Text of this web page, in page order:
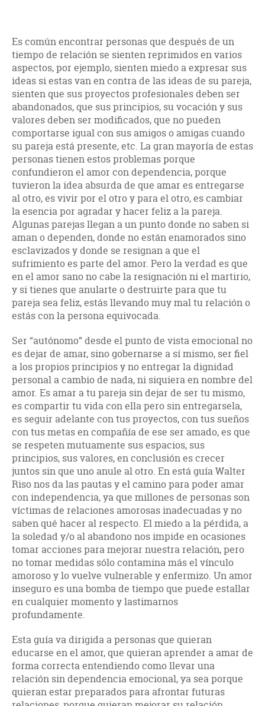
Es común encontrar personas que después de un
tiempo de relación se sienten reprimidos en varios
aspectos, por ejemplo, sienten miedo a expresar sus
ideas si estas van en contra de las ideas de su pareja,
sienten que sus proyectos profesionales deben ser
abandonados, que sus principios, su vocación y sus
valores deben ser modificados, que no pueden
comportarse igual con sus amigos o amigas cuando
su pareja está presente, etc. La gran mayoría de estas
personas tienen estos problemas porque
confundieron el amor con dependencia, porque
tuvieron la idea absurda de que amar es entregarse
al otro, es vivir por el otro y para el otro, es cambiar
la esencia por agradar y hacer feliz a la pareja.
Algunas parejas llegan a un punto donde no saben si
aman o dependen, donde no están enamorados sino
esclavizados y donde se resignan a que el
sufrimiento es parte del amor. Pero la verdad es que
en el amor sano no cabe la resignación ni el martirio,
y si tienes que anularte o destruirte para que tu
pareja sea feliz, estás llevando muy mal tu relación o
estás con la persona equivocada.
Ser “autónomo” desde el punto de vista emocional no
es dejar de amar, sino gobernarse a sí mismo, ser fiel
a los propios principios y no entregar la dignidad
personal a cambio de nada, ni siquiera en nombre del
amor. Es amar a tu pareja sin dejar de ser tu mismo,
es compartir tu vida con ella pero sin entregarsela,
es seguir adelante con tus proyectos, con tus sueños
con tus metas en compañía de ese ser amado, es que
se respeten mutuamente sus espacios, sus
principios, sus valores, en conclusión es crecer
juntos sin que uno anule al otro. En está guía Walter
Riso nos da las pautas y el camino para poder amar
con independencia, ya que millones de personas son
víctimas de relaciones amorosas inadecuadas y no
saben qué hacer al respecto. El miedo a la pérdida, a
la soledad y/o al abandono nos impide en ocasiones
tomar acciones para mejorar nuestra relación, pero
no tomar medidas sólo contamina más el vínculo
amoroso y lo vuelve vulnerable y enfermizo. Un amor
inseguro es una bomba de tiempo que puede estallar
en cualquier momento y lastimarnos
profundamente.
Esta guía va dirigida a personas que quieran
educarse en el amor, que quieran aprender a amar de
forma correcta entendiendo como llevar una
relación sin dependencia emocional, ya sea porque
quieran estar preparados para afrontar futuras